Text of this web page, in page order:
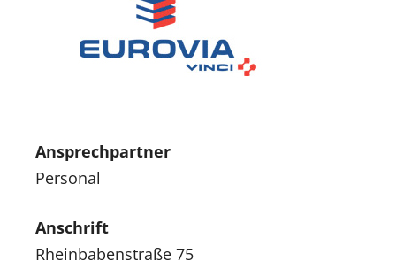
Ansprechpartner
Personal
Anschrift
Rheinbabenstraße 75